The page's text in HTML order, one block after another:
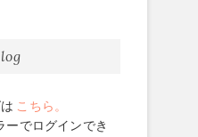
こちら。
ーでログインでき